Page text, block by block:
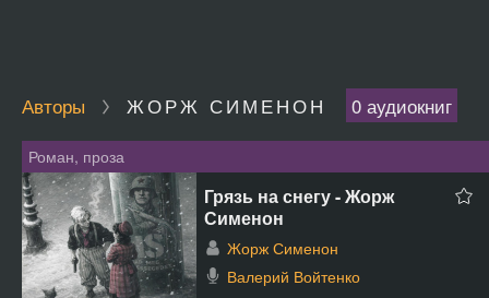
Авторы ЖОРЖ СИМЕНОН 0 аудиокниг
Роман, проза
Грязь на снегу - Жорж
Сименон
Жорж Сименон
Валерий Войтенко